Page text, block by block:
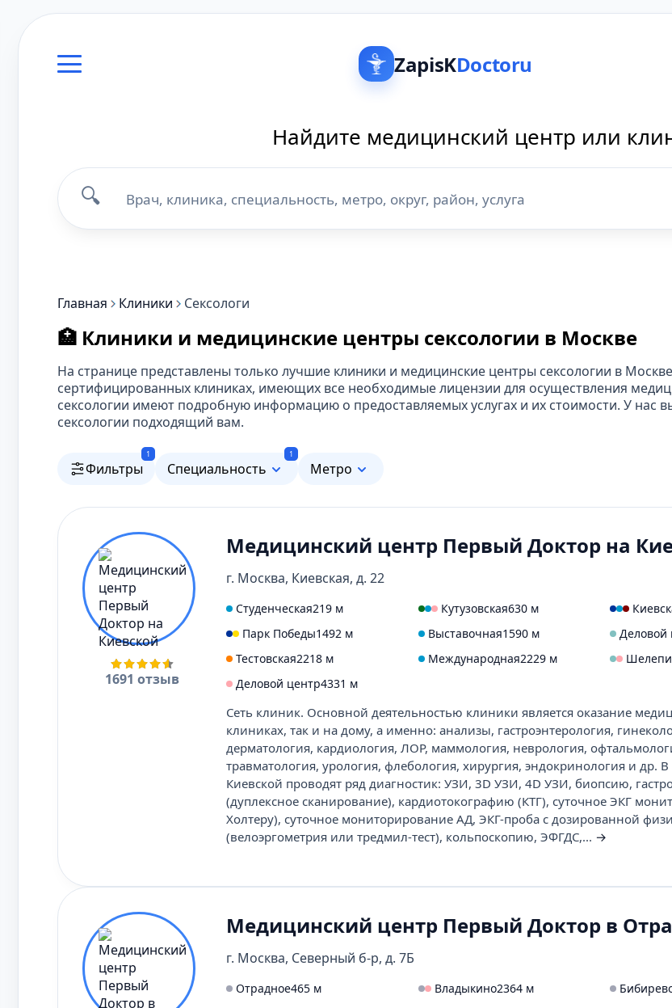
ZapisKDoctoru
Найдите медицинский центр или
🔍
Главная Клиники Сексологи
🏥 Клиники и медицинские центры сексологии в Москве
На странице представлены только лучшие клиники и медицинские центры сексологии в
сертифицированных клиниках, имеющих все необходимые лицензии для осуществления
сексологии имеют подробную информацию о предоставляемых услугах и их стоимости. У нас
сексологии подходящий вам.
Фильтры
1
Специальность
1
Метро
1691 отзыв
Медицинский центр Первый Доктор на
г. Москва, Киевская, д. 22
Студенческая219 м Кутузовская630 м
Парк Победы1492 м Выставочная1590 м Деловой
Тестовская2218 м Международная2229 м
Деловой центр4331 м
Сеть клиник. Основной деятельностью клиники является оказание
клиниках, так и на дому, а именно: анализы, гастроэнтерология,
дерматология, кардиология, ЛОР, маммология, неврология,
травматология, урология, флебология, хирургия, эндокринология и др.
Киевской проводят ряд диагностик: УЗИ, 3D УЗИ, 4D УЗИ, биопсию,
(дуплексное сканирование), кардиотокографию (КТГ), суточное ЭКГ
Холтеру), суточное мониторирование АД, ЭКГ-проба с дозированной
(велоэргометрия или тредмил-тест), кольпоскопию, ЭФГДС,... →
Медицинский центр Первый Доктор в
г. Москва, Северный б-р, д. 7Б
Отрадное465 м Владыкино2364 м